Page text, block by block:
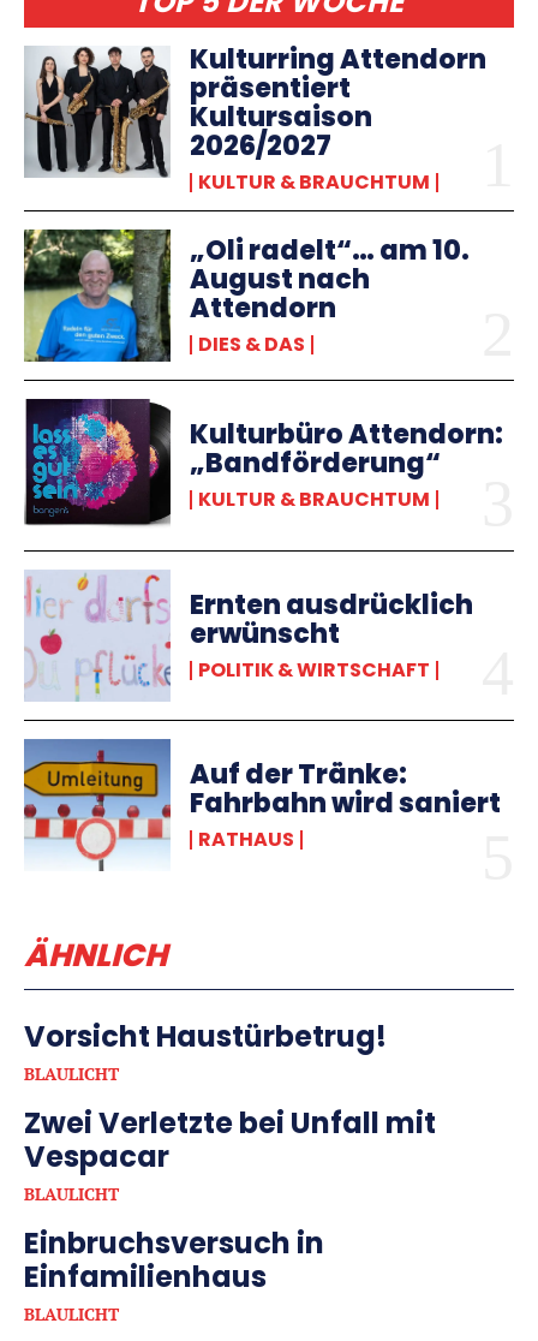
Kulturring Attendorn
präsentiert
Kultursaison
2026/2027
KULTUR & BRAUCHTUM
„Oli radelt“… am 10.
August nach
Attendorn
DIES & DAS
Kulturbüro Attendorn:
„Bandförderung“
KULTUR & BRAUCHTUM
Ernten ausdrücklich
erwünscht
POLITIK & WIRTSCHAFT
Auf der Tränke:
Fahrbahn wird saniert
RATHAUS
ÄHNLICH
Vorsicht Haustürbetrug!
BLAULICHT
Zwei Verletzte bei Unfall mit
Vespacar
BLAULICHT
Einbruchsversuch in
Einfamilienhaus
BLAULICHT